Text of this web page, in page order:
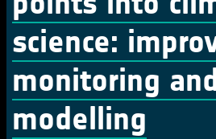
science:
monitoring
modelling